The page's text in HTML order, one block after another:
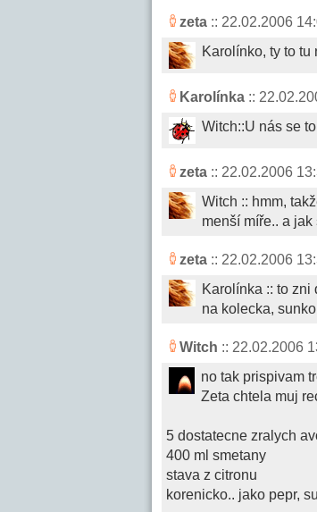
zeta :: 22.02.2006
Karolínko, ty to tu
Karolínka ::
Witch::U nás se
zeta :: 22.02.2006
Witch :: hmm,
menší míře.. a
zeta :: 22.02.2006
Karolínka :: to zni
na kolecka,
Witch :: 22.02.2006
no tak prispivam
Zeta chtela muj
5 dostatecne zralych
400 ml smetany
stava z citronu
korenicko.. jako pepr,